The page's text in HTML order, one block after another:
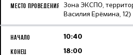
Зона ЭКСПО,
Василия Ерёмина, 12)
10:40
18:00